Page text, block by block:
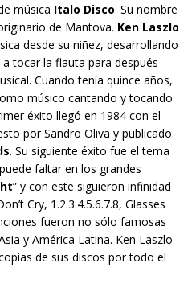
música Italo Disco. Su nombre
de Mantova. Ken Laszlo
desde su niñez, desarrollando
tocar la flauta para después
Cuando tenía quince años,
músico cantando y tocando
éxito llegó en 1984 con el
por Sandro Oliva y publicado
. Su siguiente éxito fue el tema
faltar en los grandes
” y con este siguieron infinidad
Cry, 1.2.3.4.5.6.7.8, Glasses
fueron no sólo famosas
y América Latina. Ken Laszlo
de sus discos por todo el